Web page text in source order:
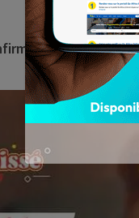
Disc Jockey